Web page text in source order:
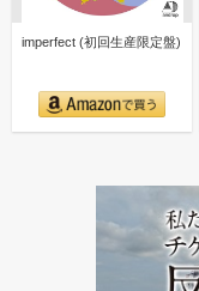
imperfect (初回生産限定盤)